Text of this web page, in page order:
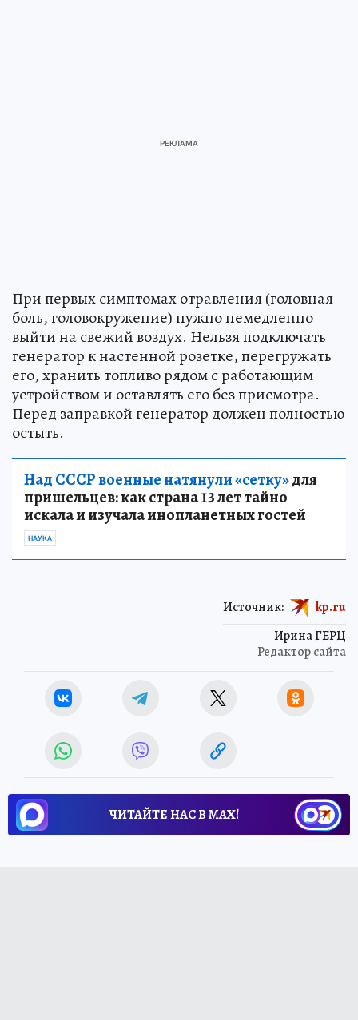
При первых симптомах отравления (головная
боль, головокружение) нужно немедленно
выйти на свежий воздух. Нельзя подключать
генератор к настенной розетке, перегружать
его, хранить топливо рядом с работающим
устройством и оставлять его без присмотра.
Перед заправкой генератор должен полностью
остыть.
Над СССР военные натянули «сетку»для
пришельцев: как страна 13 лет тайно
искала и изучала инопланетных гостей
НАУКА
Ирина ГЕРЦ
Редактор сайта
Источник: kp.ru
ЧИТАЙТЕ НАС В МАХ!